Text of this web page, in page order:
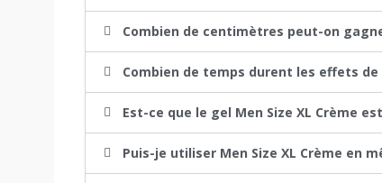
Combien de centimètres peut-on
Combien de temps durent les effets de
Est-ce que le gel Men Size XL Crème
Puis-je utiliser Men Size XL Crème en